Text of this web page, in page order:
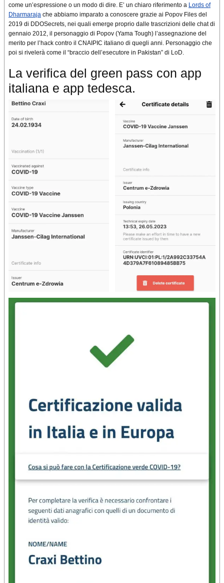
come un’espressione o un modo di dire. E’ un chiaro riferimento a Lords of
Dharmaraja che abbiamo imparato a conoscere grazie ai Popov Files del
2019 di DDOSecrets, nei quali emerge proprio dalle trascrizioni delle chat di
gennaio 2012, il personaggio di Popov (Yama Tough) l’assegnazione del
merito per l’hack contro il CNAIPIC italiano di quegli anni. Personaggio che
poi si rivelerà come il “braccio dell’esecutore in Pakistan” di LoD.
La verifica del green pass con app
italiana e app tedesca.